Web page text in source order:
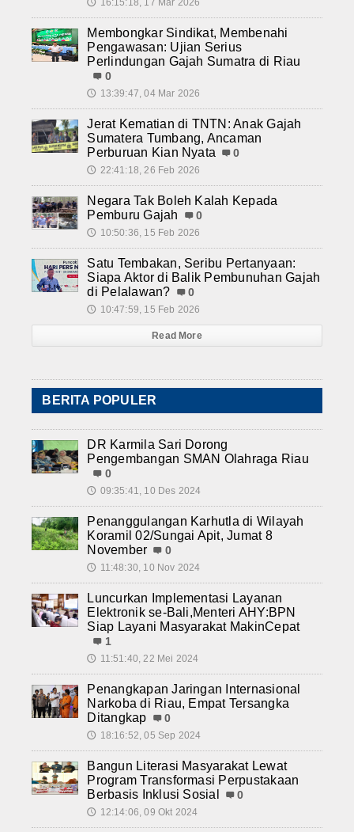
🕔
Membongkar Sindikat, Membenahi
Pengawasan: Ujian Serius
Perlindungan Gajah Sumatra di Riau
0
🕔 13:39:47, 04 Mar 2026
Jerat Kematian di TNTN: Anak Gajah
Sumatera Tumbang, Ancaman
Perburuan Kian Nyata
0
🕔 22:41:18, 26 Feb 2026
Negara Tak Boleh Kalah Kepada
Pemburu Gajah
0
🕔 10:50:36, 15 Feb 2026
Satu Tembakan, Seribu Pertanyaan:
Siapa Aktor di Balik Pembunuhan Gajah
di Pelalawan?
0
🕔 10:47:59, 15 Feb 2026
Read More
BERITA POPULER
DR Karmila Sari Dorong
Pengembangan SMAN Olahraga Riau
0
🕔 09:35:41, 10 Des 2024
Penanggulangan Karhutla di Wilayah
Koramil 02/Sungai Apit, Jumat 8
November
0
🕔 11:48:30, 10 Nov 2024
Luncurkan Implementasi Layanan
Elektronik se-Bali,Menteri AHY:BPN
Siap Layani Masyarakat MakinCepat
1
🕔 11:51:40, 22 Mei 2024
Penangkapan Jaringan Internasional
Narkoba di Riau, Empat Tersangka
Ditangkap
0
🕔 18:16:52, 05 Sep 2024
Bangun Literasi Masyarakat Lewat
Program Transformasi Perpustakaan
Berbasis Inklusi Sosial
0
🕔 12:14:06, 09 Okt 2024